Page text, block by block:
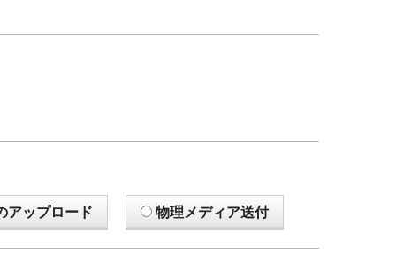
アップロード 物理メディア送付